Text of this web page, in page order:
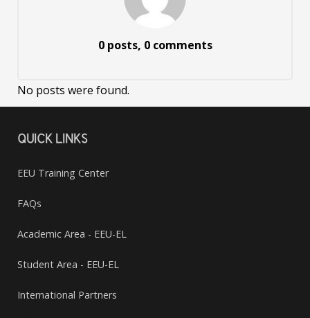
STUDENT LIFE
0 posts, 0 comments
No posts were found.
QUICK LINKS
EEU Training Center
FAQs
Academic Area - EEU-EL
Student Area - EEU-EL
International Partners